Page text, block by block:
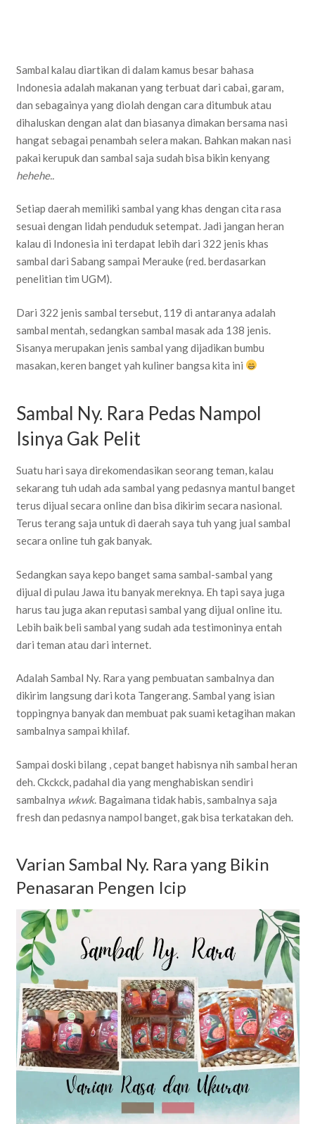
Sambal kalau diartikan di dalam kamus besar bahasa
Indonesia adalah makanan yang terbuat dari cabai, garam,
dan sebagainya yang diolah dengan cara ditumbuk atau
dihaluskan dengan alat dan biasanya dimakan bersama nasi
hangat sebagai penambah selera makan. Bahkan makan nasi
pakai kerupuk dan sambal saja sudah bisa bikin kenyang
hehehe..
Setiap daerah memiliki sambal yang khas dengan cita rasa
sesuai dengan lidah penduduk setempat. Jadi jangan heran
kalau di Indonesia ini terdapat lebih dari 322 jenis khas
sambal dari Sabang sampai Merauke (red. berdasarkan
penelitian tim UGM).
Dari 322 jenis sambal tersebut, 119 di antaranya adalah
sambal mentah, sedangkan sambal masak ada 138 jenis.
Sisanya merupakan jenis sambal yang dijadikan bumbu
masakan, keren banget yah kuliner bangsa kita ini
Sambal Ny. Rara Pedas Nampol
Isinya Gak Pelit
Suatu hari saya direkomendasikan seorang teman, kalau
sekarang tuh udah ada sambal yang pedasnya mantul banget
terus dijual secara online dan bisa dikirim secara nasional.
Terus terang saja untuk di daerah saya tuh yang jual sambal
secara online tuh gak banyak.
Sedangkan saya kepo banget sama sambal-sambal yang
dijual di pulau Jawa itu banyak mereknya. Eh tapi saya juga
harus tau juga akan reputasi sambal yang dijual online itu.
Lebih baik beli sambal yang sudah ada testimoninya entah
dari teman atau dari internet.
Adalah Sambal Ny. Rara yang pembuatan sambalnya dan
dikirim langsung dari kota Tangerang. Sambal yang isian
toppingnya banyak dan membuat pak suami ketagihan makan
sambalnya sampai khilaf.
Sampai doski bilang , cepat banget habisnya nih sambal heran
deh. Ckckck, padahal dia yang menghabiskan sendiri
sambalnya wkwk. Bagaimana tidak habis, sambalnya saja
fresh dan pedasnya nampol banget, gak bisa terkatakan deh.
Varian Sambal Ny. Rara yang Bikin
Penasaran Pengen Icip